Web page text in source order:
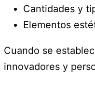
Cantidades y
Elementos
Cuando se
innovadores y